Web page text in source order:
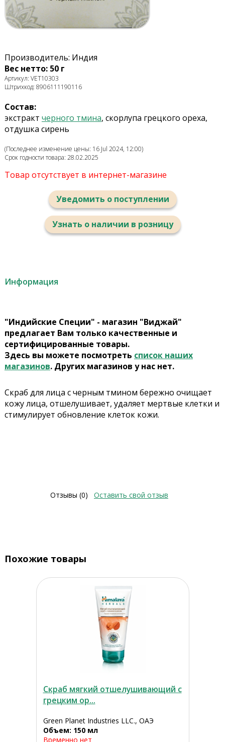
Производитель: Индия
Вес нетто: 50 г
Артикул: VET10303
Штрихкод: 8906111190116
Состав:
экстракт черного тмина, скорлупа грецкого ореха,
отдушка сирень
(Последнее изменение цены: 16 Jul 2024, 12:00)
Срок годности товара: 28.02.2025
Товар отсутствует в интернет-магазине
Уведомить о поступлении
Узнать о наличии в розницу
Информация
"Индийские Специи" - магазин "Виджай"
предлагает Вам только качественные и
сертифицированные товары.
Здесь вы можете посмотреть список наших
магазинов. Других магазинов у нас нет.
Скраб для лица с черным тмином бережно очищает
кожу лица, отшелушивает, удаляет мертвые клетки и
стимулирует обновление клеток кожи.
Отзывы (0) Оставить свой отзыв
Похожие товары
Скраб мягкий отшелушивающий с
грецким ор...
Green Planet Industries LLC., ОАЭ
Объем: 150 мл
Временно нет